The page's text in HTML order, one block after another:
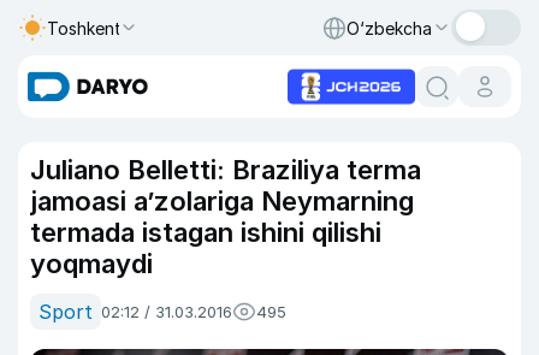
Toshkent O‘zbekcha
Juliano Belletti: Braziliya terma
jamoasi a’zolariga Neymarning
termada istagan ishini qilishi
yoqmaydi
Sport 02:12 / 31.03.2016 495